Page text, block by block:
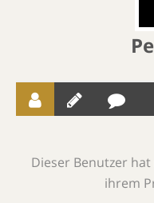
Dieser Benutzer
ihrem